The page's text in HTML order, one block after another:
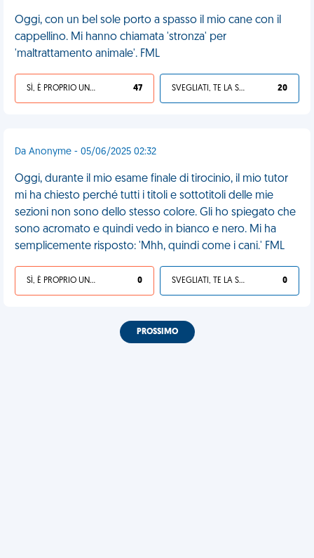
Oggi, con un bel sole porto a spasso il mio cane con il
cappellino. Mi hanno chiamata 'stronza' per
'maltrattamento animale'. FML
SÌ, È PROPRIO UNA VDM! 47 SVEGLIATI, TE LA SEI CERCATA! 20
Da Anonyme - 05/06/2025 02:32
Oggi, durante il mio esame finale di tirocinio, il mio tutor
mi ha chiesto perché tutti i titoli e sottotitoli delle mie
sezioni non sono dello stesso colore. Gli ho spiegato che
sono acromato e quindi vedo in bianco e nero. Mi ha
semplicemente risposto: 'Mhh, quindi come i cani.' FML
SÌ, È PROPRIO UNA VDM! 0 SVEGLIATI, TE LA SEI CERCATA! 0
PROSSIMO